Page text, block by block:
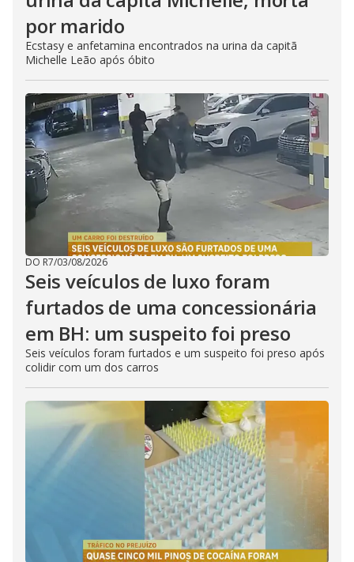
por marido
Ecstasy e anfetamina encontrados na urina da capitã
Michelle Leão após óbito
DO R7/03/08/2026
Seis veículos de luxo foram
furtados de uma concessionária
em BH: um suspeito foi preso
Seis veículos foram furtados e um suspeito foi preso após
colidir com um dos carros